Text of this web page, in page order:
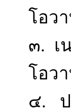
โอว
๓. เ
โอว
๔. ป